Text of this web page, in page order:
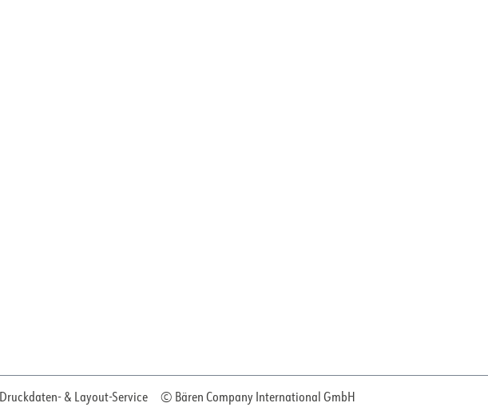
Druckdaten- & Layout-Service © Bären Company International GmbH